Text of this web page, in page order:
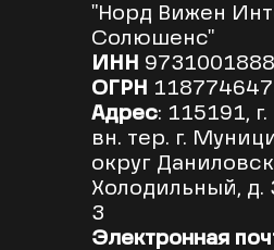
"Норд Вижен
Солюшенс"
ИНН 9731001888
ОГРН
Адрес: 115191,
вн. тер. г.
округ
Холодильный, д.
3
Электронная